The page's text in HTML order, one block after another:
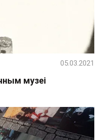
музеі
05.03.2021